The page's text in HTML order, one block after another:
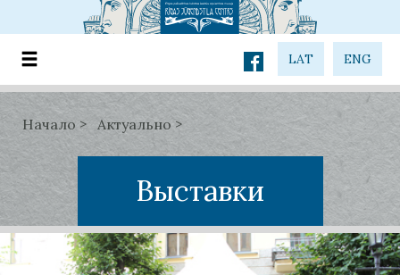
LAT ENG
Начало Актуально
Выставки